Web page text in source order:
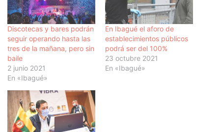
Discotecas y bares podrán
seguir operando hasta las
tres de la mañana, pero sin
baile
2 junio 2021
En «Ibagué»
En Ibagué el aforo de
establecimientos públicos
podrá ser del 100%
23 octubre 2021
En «Ibagué»